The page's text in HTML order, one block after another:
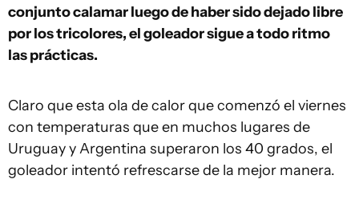
conjunto calamar luego de haber sido dejado libre
por los tricolores, el goleador sigue a todo ritmo
las prácticas.
Claro que esta ola de calor que comenzó el viernes
con temperaturas que en muchos lugares de
Uruguay y Argentina superaron los 40 grados, el
goleador intentó refrescarse de la mejor manera.